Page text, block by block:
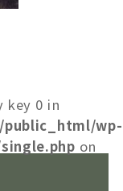
key 0 in
wp-
on